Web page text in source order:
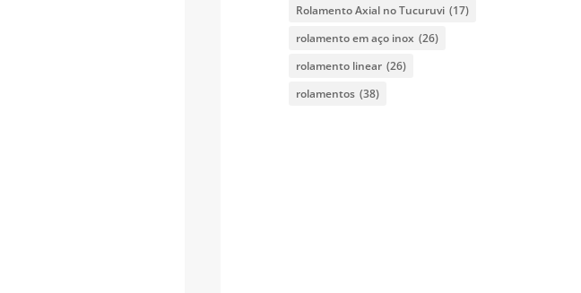
Rolamento Axial no Tucuruvi (17)
rolamento em aço inox (26)
rolamento linear (26)
rolamentos (38)